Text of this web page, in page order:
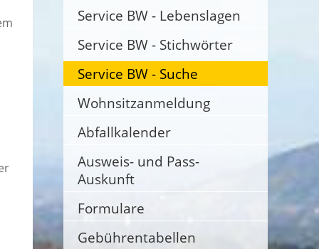
Service BW - Lebenslagen
Service BW - Stichwörter
Service BW - Suche
Wohnsitzanmeldung
Abfallkalender
Ausweis- und Pass-
Auskunft
Formulare
Gebührentabellen